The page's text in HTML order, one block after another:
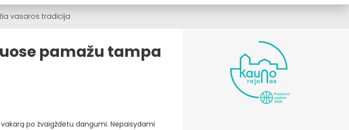
vasaros tradicija
pamažu tampa
po žvaigždėtu dangumi. Nepaisydami